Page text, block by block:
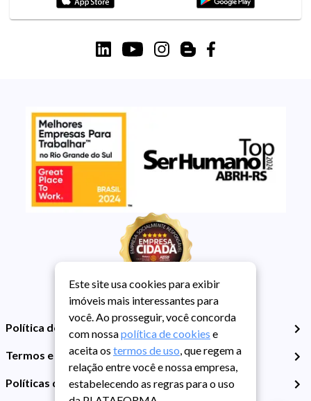
Política de Privacidade
Termos e Condições de Uso
Políticas de Cookies
Este site usa cookies para exibir
imóveis mais interessantes para
você. Ao prosseguir, você concorda
com nossapolítica de cookies e
aceita os termos de uso, que regem a
relação entre você e nossa empresa,
estabelecendo as regras para o uso